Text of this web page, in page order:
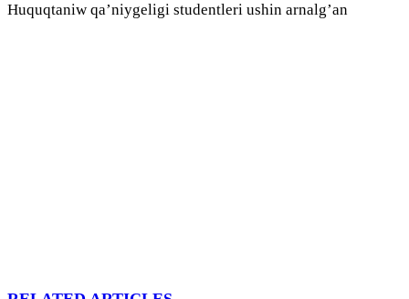
Huquqtaniw qa’niygeligi studentleri ushin arnalg’an